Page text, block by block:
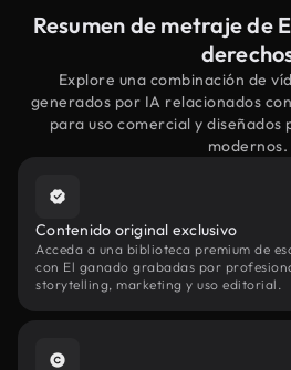
Resumen de metraje de
Explore una combinación de
generados por IA relacionados
para uso comercial y
modernos.
Contenido original exclusivo
Acceda a una biblioteca premium de
con El ganado grabadas por
storytelling, marketing y uso editorial.